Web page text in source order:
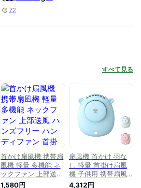
72
すべて見る
首かけ扇風機 携帯扇
風機 軽量 多機能 ネ
ックファン 上部送風
ハンズフリー ハンデ
1,580円
扇風機 首かけ 羽な
し 軽量 首掛け扇風
機 子供用 携帯扇風
機 腰ベルトファン
4,312円